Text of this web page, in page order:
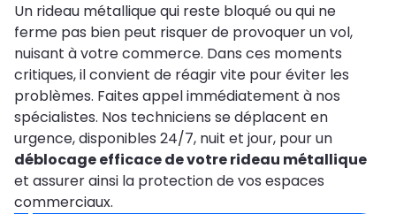
Un rideau métallique qui reste bloqué ou qui ne
ferme pas bien peut risquer de provoquer un vol,
nuisant à votre commerce. Dans ces moments
critiques, il convient de réagir vite pour éviter les
problèmes. Faites appel immédiatement à nos
spécialistes. Nos techniciens se déplacent en
urgence, disponibles 24/7, nuit et jour, pour un
déblocage efficace de votre rideau métallique
et assurer ainsi la protection de vos espaces
commerciaux.